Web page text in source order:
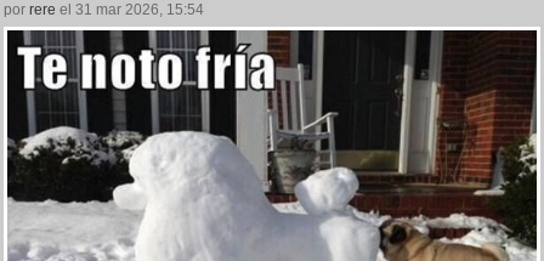
por rere el 31 mar 2026, 15:54